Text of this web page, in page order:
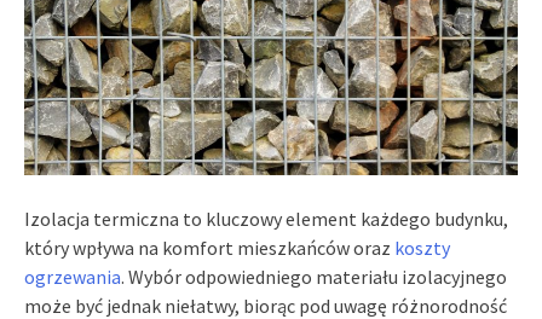
Izolacja termiczna to kluczowy element każdego budynku,
który wpływa na komfort mieszkańców oraz koszty
ogrzewania. Wybór odpowiedniego materiału izolacyjnego
może być jednak niełatwy, biorąc pod uwagę różnorodność